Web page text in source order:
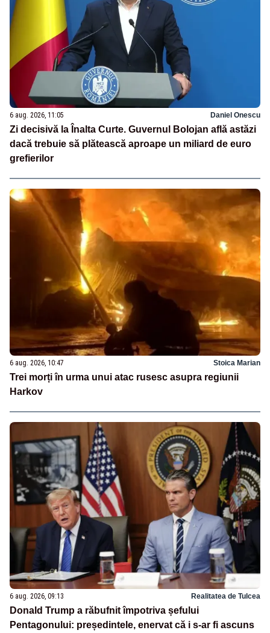
6 aug. 2026, 11:05 Daniel Onescu
Zi decisivă la Înalta Curte. Guvernul Bolojan află astăzi
dacă trebuie să plătească aproape un miliard de euro
grefierilor
6 aug. 2026, 10:47 Stoica Marian
Trei morți în urma unui atac rusesc asupra regiunii
Harkov
6 aug. 2026, 09:13 Realitatea de Tulcea
Donald Trump a răbufnit împotriva șefului
Pentagonului: președintele, enervat că i s-ar fi ascuns